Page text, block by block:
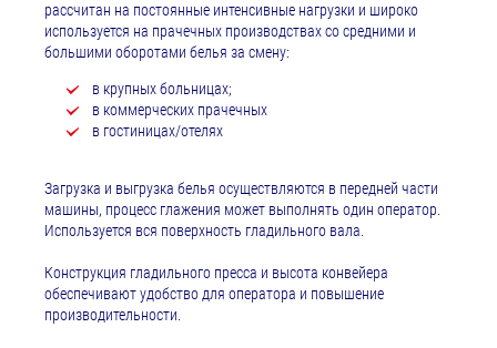
рассчитан на постоянные интенсивные нагрузки и широко
используется на прачечных производствах со средними и
большими оборотами белья за смену:
в крупных больницах;
в коммерческих прачечных
в гостиницах/отелях
Загрузка и выгрузка белья осуществляются в передней части
машины, процесс глажения может выполнять один оператор.
Используется вся поверхность гладильного вала.
Конструкция гладильного пресса и высота конвейера
обеспечивают удобство для оператора и повышение
производительности.